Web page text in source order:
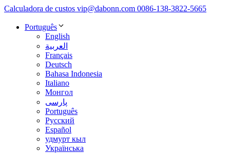
Calculadora de custos vip@dabonn.com 0086-138-3822-5665
Português
English
العربية
Français
Deutsch
Bahasa Indonesia
Italiano
Монгол
پارسی
Português
Русский
Español
удмурт кыл
Українська